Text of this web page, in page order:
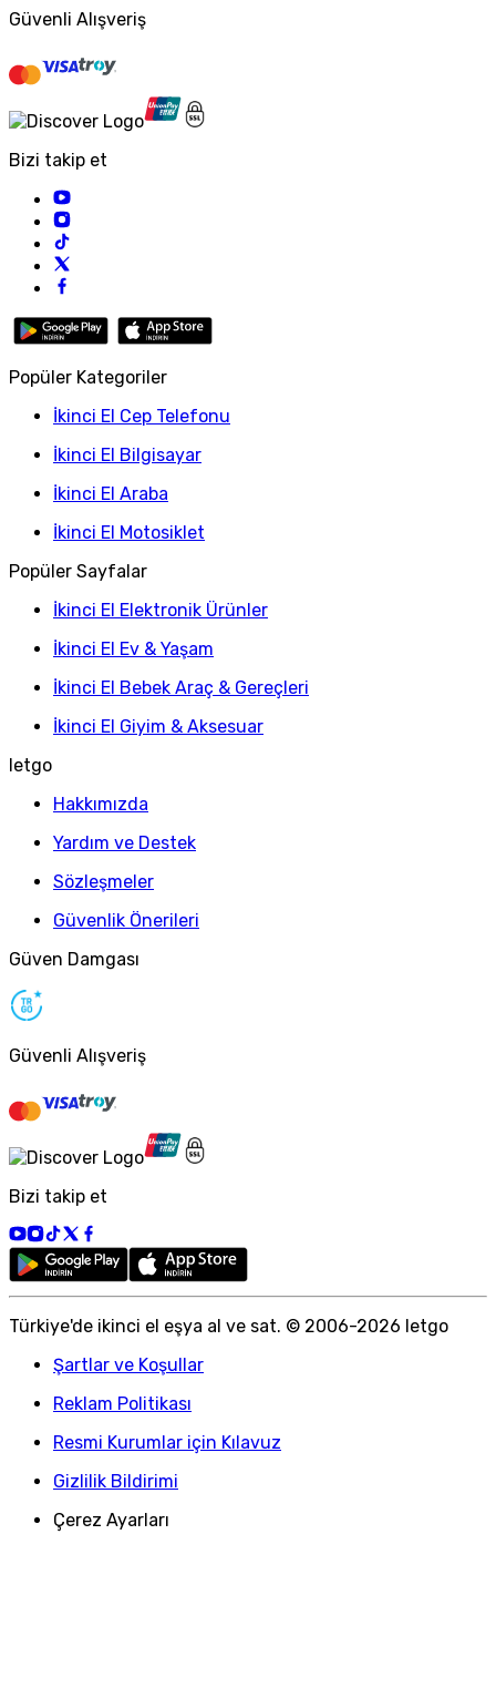
Güvenli Alışveriş
Bizi takip et
Popüler Kategoriler
İkinci El Cep Telefonu
İkinci El Bilgisayar
İkinci El Araba
İkinci El Motosiklet
Popüler Sayfalar
İkinci El Elektronik Ürünler
İkinci El Ev & Yaşam
İkinci El Bebek Araç & Gereçleri
İkinci El Giyim & Aksesuar
letgo
Hakkımızda
Yardım ve Destek
Sözleşmeler
Güvenlik Önerileri
Güven Damgası
Güvenli Alışveriş
Bizi takip et
Türkiye'de ikinci el eşya al ve sat. © 2006-2026 letgo
Şartlar ve Koşullar
Reklam Politikası
Resmi Kurumlar için Kılavuz
Gizlilik Bildirimi
Çerez Ayarları